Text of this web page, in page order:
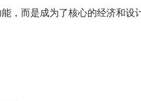
，而是成为了核心的经济和设